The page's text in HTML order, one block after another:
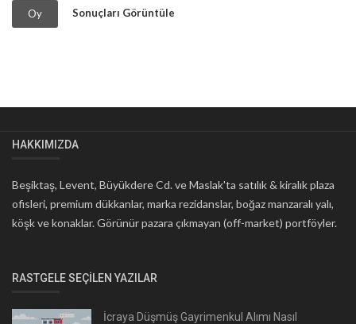
Oy Sonuçları Görüntüle
HAKKIMIZDA
Beşiktaş, Levent, Büyükdere Cd. ve Maslak'ta satılık & kiralık plaza
ofisleri, premium dükkanlar, marka rezidanslar, boğaz manzaralı yalı,
köşk ve konaklar. Görünür pazara çıkmayan (off-market) portföyler.
RASTGELE SEÇILEN YAZILAR
İcraya Düşmüş Gayrimenkul Alımı Nasıl